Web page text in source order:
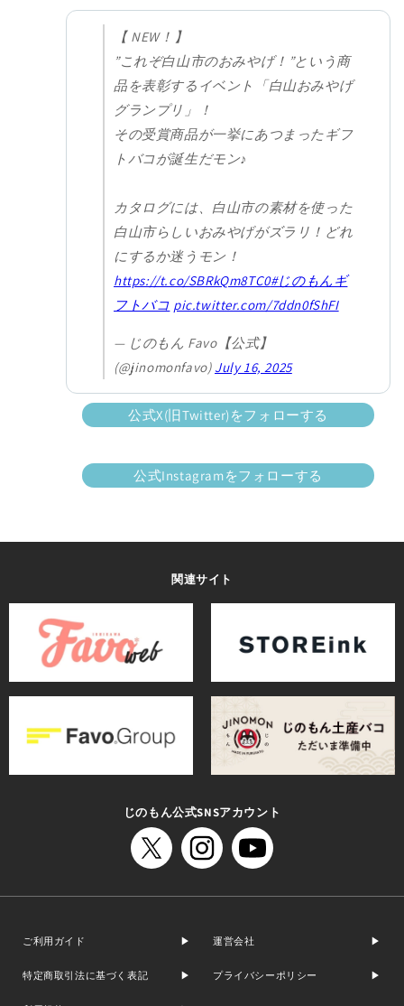
【 NEW！】
”これぞ白山市のおみやげ！”という商
品を表彰するイベント「白山おみやげ
グランプリ」！
その受賞商品が一挙にあつまったギフ
トバコが誕生だモン♪
カタログには、白山市の素材を使った
白山市らしいおみやげがズラリ！どれ
にするか迷うモン！
https://t.co/SBRkQm8TC0#じのもんギ
フトバコ pic.twitter.com/7ddn0fShFI
— じのもん Favo【公式】
(@jinomonfavo) July 16, 2025
公式X(旧Twitter)をフォローする
公式Instagramをフォローする
関連サイト
じのもん公式SNSアカウント
ご利用ガイド 運営会社
特定商取引法に基づく表記 プライバシーポリシー